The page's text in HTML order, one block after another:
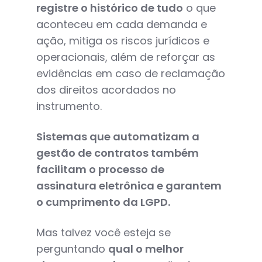
registre o histórico de tudo o que
aconteceu em cada demanda e
ação, mitiga os riscos jurídicos e
operacionais, além de reforçar as
evidências em caso de reclamação
dos direitos acordados no
instrumento.
Sistemas que automatizam a
gestão de contratos também
facilitam o processo de
assinatura eletrônica e garantem
o cumprimento da LGPD.
Mas talvez você esteja se
perguntando qual o melhor